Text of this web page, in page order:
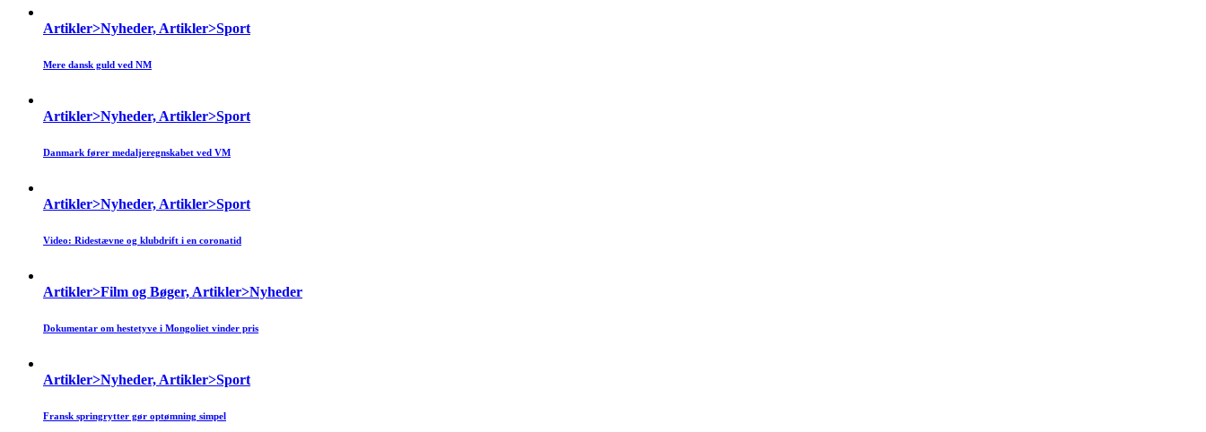
Artikler>Nyheder, Artikler>Sport
Mere dansk guld ved NM
Artikler>Nyheder, Artikler>Sport
Danmark fører medaljeregnskabet ved VM
Artikler>Nyheder, Artikler>Sport
Video: Ridestævne og klubdrift i en coronatid
Artikler>Film og Bøger, Artikler>Nyheder
Dokumentar om hestetyve i Mongoliet vinder pris
Artikler>Nyheder, Artikler>Sport
Fransk springrytter gør optømning simpel